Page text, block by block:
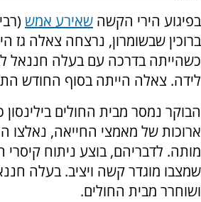
בפיגוע הירי הקשה שאירע אמש
ברוכין שבשומרון, נרצחה צאלה גז
כשהייתה בדרכה עם בעלה חננאל
לידה. צאלה הייתה בסוף החודש
הבוקר נמסר מבית החולים
ארוכות של מאמצי החייאה, נאלצו
מותה. לדבריהם, בוצע ניתוח קיסרי
שמצבו מוגדר קשה ויציב. בעלה
ושוחרר מבית החולים.